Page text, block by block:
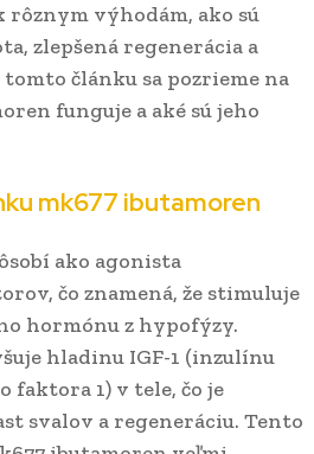
rôznym výhodám, ako sú
zlepšená regenerácia a
článku sa pozrieme na
funguje a aké sú jeho
mk677 ibutamoren
ako agonista
čo znamená, že stimuluje
hormónu z hypofýzy.
hladinu IGF-1 (inzulínu
faktora 1) v tele, čo je
svalov a regeneráciu. Tento